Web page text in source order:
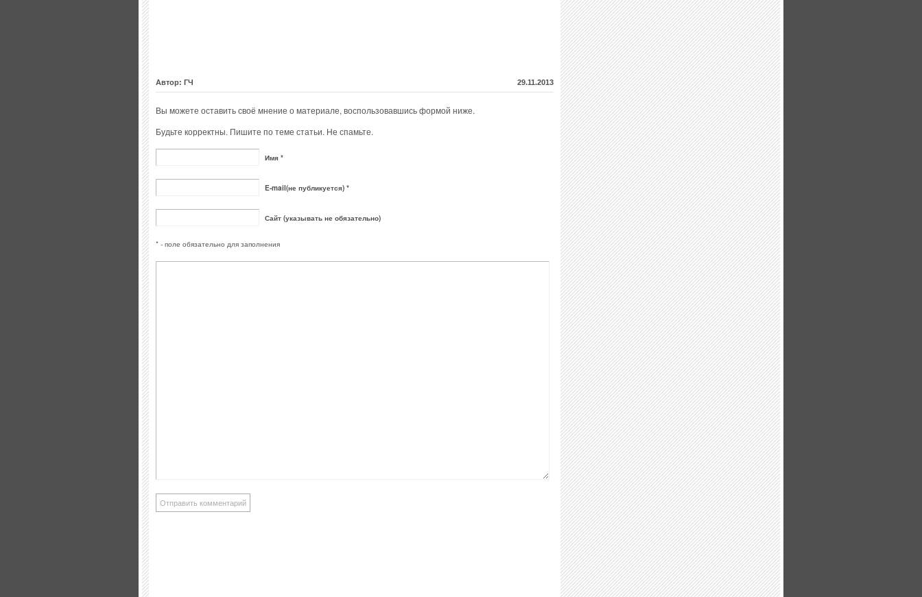
Автор: ГЧ 29.11.2013
Вы можете оставить своё мнение о материале, воспользовавшись формой ниже.
Будьте корректны. Пишите по теме статьи. Не спамьте.
Имя *
E-mail(не публикуется) *
Сайт (указывать не обязательно)
* - поле обязательно для заполнения